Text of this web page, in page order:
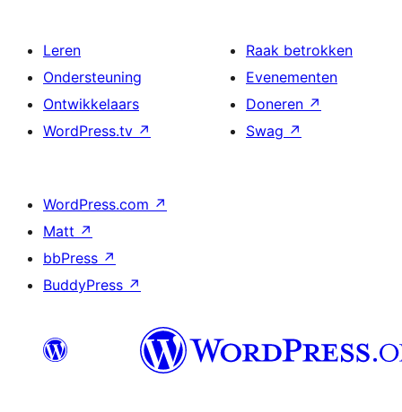
Leren
Ondersteuning
Ontwikkelaars
WordPress.tv ↗
Raak betrokken
Evenementen
Doneren ↗
Swag ↗
WordPress.com ↗
Matt ↗
bbPress ↗
BuddyPress ↗